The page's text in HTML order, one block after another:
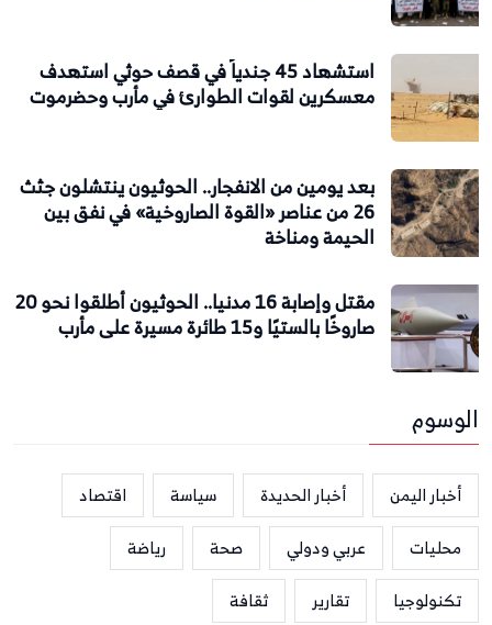
استشهاد 45 جندياً في قصف حوثي استهدف
معسكرين لقوات الطوارئ في مأرب وحضرموت
بعد يومين من الانفجار.. الحوثيون ينتشلون جثث
26 من عناصر «القوة الصاروخية» في نفق بين
الحيمة ومناخة
مقتل وإصابة 16 مدنيا.. الحوثيون أطلقوا نحو 20
صاروخًا بالستيًا و15 طائرة مسيرة على مأرب
الوسوم
أخبار اليمن أخبار الحديدة سياسة
اقتصاد
محليات
عربي ودولي صحة
رياضة
تكنولوجيا
تقارير ثقافة